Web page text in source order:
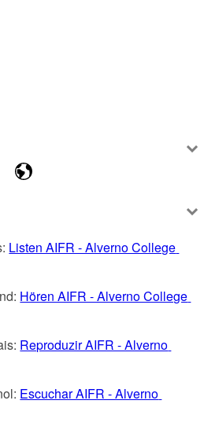
Listen AIFR - Alverno College
Hören AIFR - Alverno College
Reproduzir AIFR - Alverno
Escuchar AIFR - Alverno